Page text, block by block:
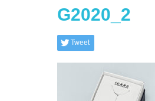
G2020_2
Tweet